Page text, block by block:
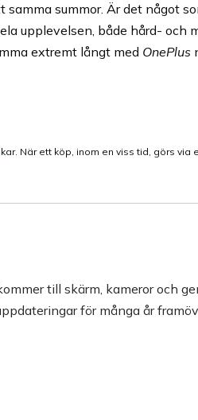
summor. Är det något
upplevelsen, både hård- och
extremt långt med OnePlus
När ett köp, inom en viss tid, görs via
till skärm, kameror och
för många år